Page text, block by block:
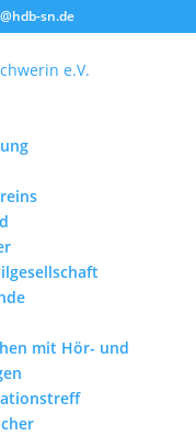
sn.de
mit Hör- und